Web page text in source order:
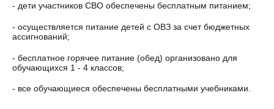
- дети участников СВО обеспечены бесплатным питанием;
- осуществляется питание детей с ОВЗ за счет бюджетных
ассигнований;
- бесплатное горячее питание (обед) организовано для
обучающихся 1 - 4 классов;
- все обучающиеся обеспечены бесплатными учебниками.